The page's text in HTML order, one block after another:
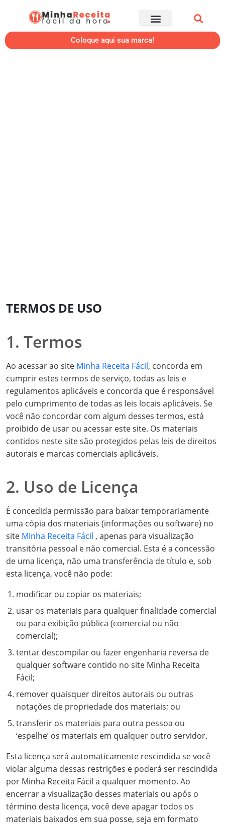
Coloque aqui sua marca!
TERMOS DE USO
1. Termos
Ao acessar ao site Minha Receita Fácil, concorda em
cumprir estes termos de serviço, todas as leis e
regulamentos aplicáveis ​​e concorda que é responsável
pelo cumprimento de todas as leis locais aplicáveis. Se
você não concordar com algum desses termos, está
proibido de usar ou acessar este site. Os materiais
contidos neste site são protegidos pelas leis de direitos
autorais e marcas comerciais aplicáveis.
2. Uso de Licença
É concedida permissão para baixar temporariamente
uma cópia dos materiais (informações ou software) no
site Minha Receita Fácil , apenas para visualização
transitória pessoal e não comercial. Esta é a concessão
de uma licença, não uma transferência de título e, sob
esta licença, você não pode:
modificar ou copiar os materiais;
usar os materiais para qualquer finalidade comercial
ou para exibição pública (comercial ou não
comercial);
tentar descompilar ou fazer engenharia reversa de
qualquer software contido no site Minha Receita
Fácil;
remover quaisquer direitos autorais ou outras
notações de propriedade dos materiais; ou
transferir os materiais para outra pessoa ou
‘espelhe’ os materiais em qualquer outro servidor.
Esta licença será automaticamente rescindida se você
violar alguma dessas restrições e poderá ser rescindida
por Minha Receita Fácil a qualquer momento. Ao
encerrar a visualização desses materiais ou após o
término desta licença, você deve apagar todos os
materiais baixados em sua posse, seja em formato